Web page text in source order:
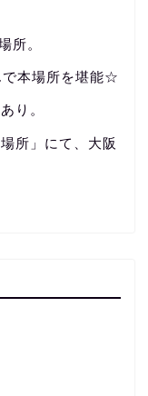
所。
で本場所を堪能☆
り。
所」にて、大阪